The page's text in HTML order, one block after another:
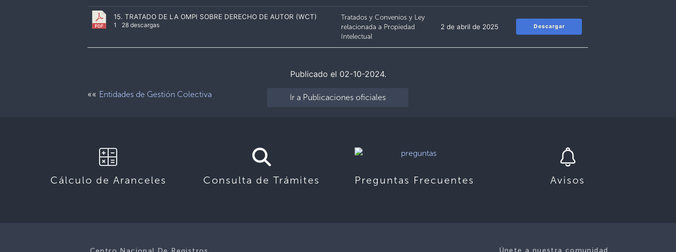
15. TRATADO DE LA OMPI SOBRE DERECHO DE AUTOR (WCT)
1 28 descargas
Tratados y Convenios y Ley
relacionada a Propiedad
Intelectual
2 de abril de 2025 Descargar
Publicado el 02-10-2024.
«« Entidades de Gestión Colectiva Ir a Publicaciones oficiales
Cálculo de Aranceles Consulta de Trámites Preguntas Frecuentes Avisos